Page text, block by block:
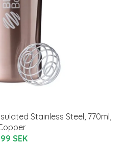
Stainless Steel, 770ml,
SEK